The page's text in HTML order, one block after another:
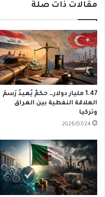
مقالات ذات صلة
1.47 مليار دولار… حكمٌ يُعيدُ رَسمَ
العلاقة النفطية بين العراق
وتركيا
2026/07/24